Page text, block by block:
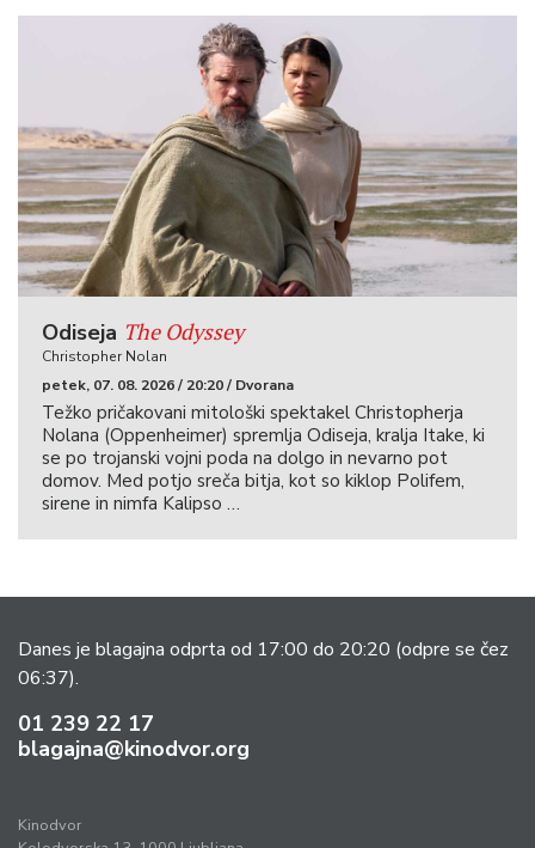
Odiseja The Odyssey
Christopher Nolan
petek, 07. 08. 2026 / 20:20 / Dvorana
Težko pričakovani mitološki spektakel Christopherja
Nolana (Oppenheimer) spremlja Odiseja, kralja Itake, ki
se po trojanski vojni poda na dolgo in nevarno pot
domov. Med potjo sreča bitja, kot so kiklop Polifem,
sirene in nimfa Kalipso …
Danes je blagajna odprta od 17:00 do 20:20 (odpre se čez
06:37).
01 239 22 17
blagajna@kinodvor.org
Kinodvor